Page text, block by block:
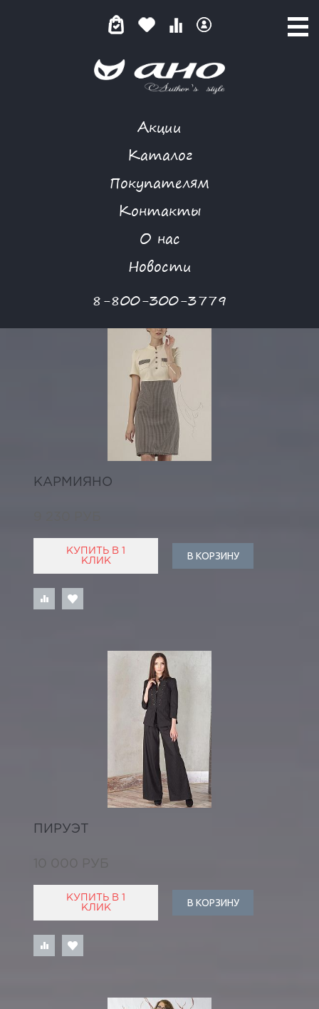
Акции
Каталог
Покупателям
Контакты
О нас
Новости
8-800-300-3779
КАТАЛОГ ТОВАРОВ
КАРМИЯНО
КУПИТЬ В 1
КЛИК
В КОРЗИНУ
ПИРУЭТ
10 000 РУБ
КУПИТЬ В 1
КЛИК
В КОРЗИНУ